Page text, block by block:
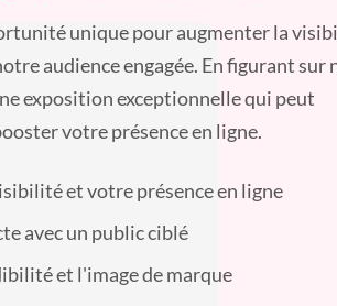
unique pour augmenter la
audience engagée. En figurant sur
exposition exceptionnelle qui peut
votre présence en ligne.
et votre présence en ligne
avec un public ciblé
et l'image de marque